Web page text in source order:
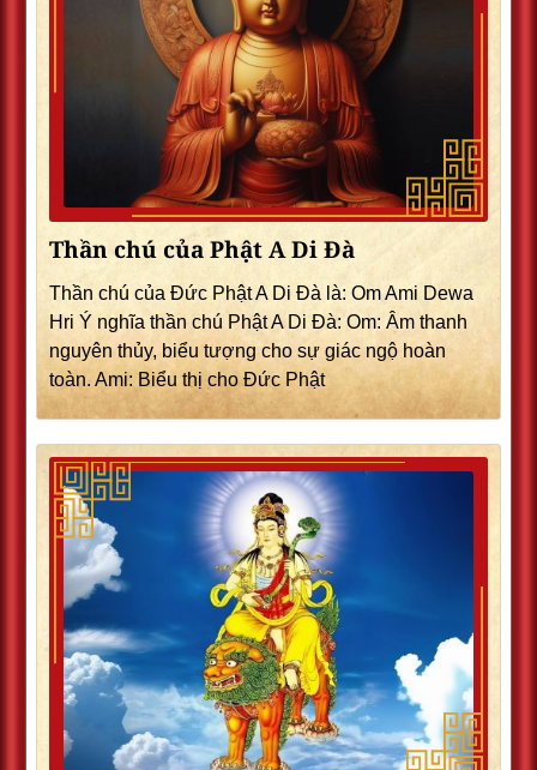
Thần chú của Phật A Di Đà
Thần chú của Đức Phật A Di Đà là: Om Ami Dewa
Hri Ý nghĩa thần chú Phật A Di Đà: Om: Âm thanh
nguyên thủy, biểu tượng cho sự giác ngộ hoàn
toàn. Ami: Biểu thị cho Đức Phật